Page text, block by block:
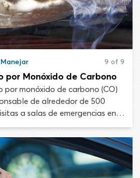
9 of 9
por Monóxido de Carbono
por monóxido de carbono (CO)
de alrededor de 500
a salas de emergencias en
cada año. Una gran parte de
son por emisiones
motorizados. Todos los
conocer los peligros del
y saber detectar los síntomas